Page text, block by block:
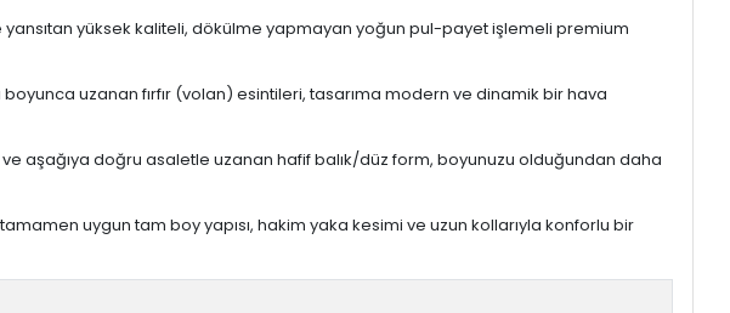
yansıtan yüksek kaliteli, dökülme yapmayan yoğun pul-payet işlemeli premium
uzanan fırfır (volan) esintileri, tasarıma modern ve dinamik bir hava
aşağıya doğru asaletle uzanan hafif balık/düz form, boyunuzu olduğundan daha
uygun tam boy yapısı, hakim yaka kesimi ve uzun kollarıyla konforlu bir